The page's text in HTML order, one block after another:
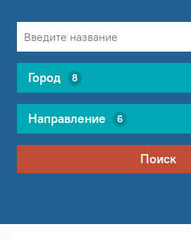
Город 8
Направление 6
Поиск